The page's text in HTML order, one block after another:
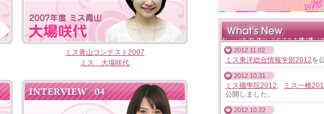
ミス青山コンテスト2007
ミス 大場咲代
2012.11.02
ミス東洋総合情報学部2012を
2012.10.31
ミス國學院2012、 ミス一橋
公開しました。
2012.10.22